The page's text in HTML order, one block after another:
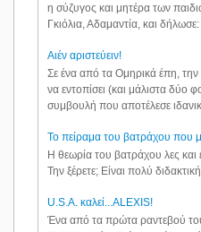
η σύζυγος και μητέρα των
Γκιόλια, Αδαμαντία, και
Aιέν αριστεύειν!
Σε ένα από τα Ομηρικά έπη, την
να εντοπίσει (και μάλιστα δύο
συμβουλή που αποτέλεσε
Το πείραμα του βατράχου που
Η θεωρία του βατράχου λες και
Την ξέρετε; Είναι πολύ
U.S.A. καλεί...ALEXIS!
Ένα από τα πρώτα ραντεβού